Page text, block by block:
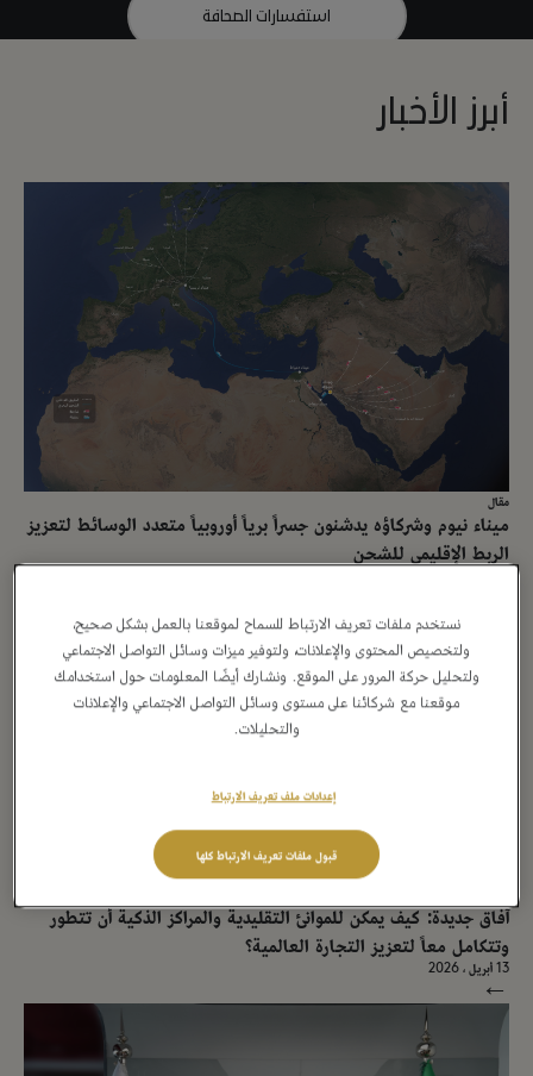
استفسارات الصحافة
أبرز الأخبار
مقال
ميناء نيوم وشركاؤه يدشنون جسراً برياً أوروبياً متعدد الوسائط لتعزيز
الربط الإقليمي للشحن
آفاق جديدة: كيف يمكن للموانئ التقليدية والمراكز الذكية أن تتطور
وتتكامل معاً لتعزيز التجارة العالمية؟
13 أبريل ، 2026
→
نستخدم ملفات تعريف الارتباط للسماح لموقعنا بالعمل بشكل صحيح،
ولتخصيص المحتوى والإعلانات، ولتوفير ميزات وسائل التواصل الاجتماعي
ولتحليل حركة المرور على الموقع. ونشارك أيضًا المعلومات حول استخدامك
موقعنا مع شركائنا على مستوى وسائل التواصل الاجتماعي والإعلانات
والتحليلات.
قبول ملفات تعريف الارتباط كلها
إعدادات ملف تعريف الارتباط